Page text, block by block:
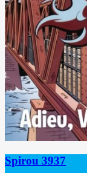
Spirou 3937